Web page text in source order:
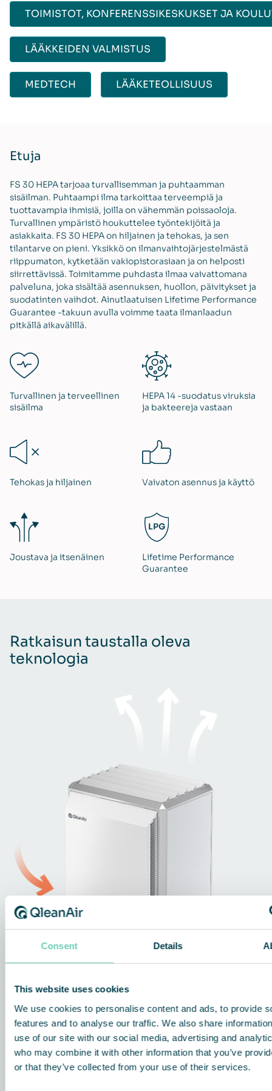
Consent Details
This website uses cookies
We use cookies to personalise content and ads, to provide
features and to analyse our traffic. We also share
use of our site with our social media, advertising and
who may combine it with other information that you’ve
or that they’ve collected from your use of their services.
TOIMISTOT, KONFERENSSIKESKUKSET JA
LÄÄKKEIDEN VALMISTUS
MEDTECH LÄÄKETEOLLISUUS
Etuja
FS 30 HEPA tarjoaa turvallisemman ja puhtaamman
sisäilman. Puhtaampi ilma tarkoittaa terveempiä ja
tuottavampia ihmisiä, joilla on vähemmän poissaoloja.
Turvallinen ympäristö houkuttelee työntekijöitä ja
asiakkaita. FS 30 HEPA on hiljainen ja tehokas, ja sen
tilantarve on pieni. Yksikkö on ilmanvaihtojärjestelmästä
riippumaton, kytketään vakiopistorasiaan ja on helposti
siirrettävissä. Toimitamme puhdasta ilmaa vaivattomana
palveluna, joka sisältää asennuksen, huollon, päivitykset ja
suodatinten vaihdot. Ainutlaatuisen Lifetime Performance
Guarantee -takuun avulla voimme taata ilmanlaadun
pitkällä aikavälillä.
Turvallinen ja terveellinen
sisäilma
HEPA 14 -suodatus viruksia
ja bakteereja vastaan
Tehokas ja hiljainen Vaivaton asennus ja käyttö
Joustava ja itsenäinen
Lifetime Performance
Guarantee
Ratkaisun taustalla oleva
teknologia